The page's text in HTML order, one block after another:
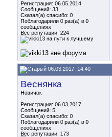
Регистрация: 06.05.2014
Сообщений: 33
Сказал(а) спасибо: 0
Поблагодарили 0 раз(а) в 0
сообщениях
Вес репутации: 224
06.03.2017, 14:40
Веснянка
Новичок
Регистрация: 06.03.2017
Сообщений: 5
Сказал(а) спасибо: 0
Поблагодарили 0 раз(а) в 0
сообщениях
Вес репутации: 173